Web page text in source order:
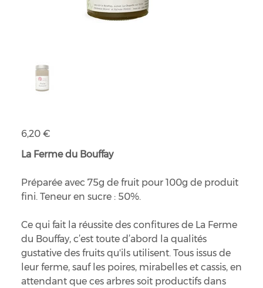
Prix
6,20 €
La Ferme du Bouffay
Préparée avec 75g de fruit pour 100g de produit
fini. Teneur en sucre : 50%.
Ce qui fait la réussite des confitures de La Ferme
du Bouffay, c’est toute d’abord la qualités
gustative des fruits qu'ils utilisent. Tous issus de
leur ferme, sauf les poires, mirabelles et cassis, en
attendant que ces arbres soit productifs dans